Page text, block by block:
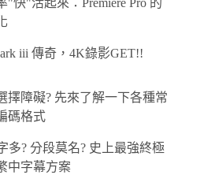
iii 傳奇，4K錄影GET!!
擇障礙? 先來了解一下各種常
碼格式
多? 分段莫名? 史上最強終極
中字幕方案